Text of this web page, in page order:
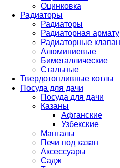
Оцинковка
Радиаторы
Радиаторы
Радиаторная
Радиаторные
Алюминиевые
Биметаллические
Стальные
Твердотопливные котлы
Посуда для дачи
Посуда для дачи
Казаны
Афганские
Узбекские
Мангалы
Печи под казан
Аксессуары
Садж